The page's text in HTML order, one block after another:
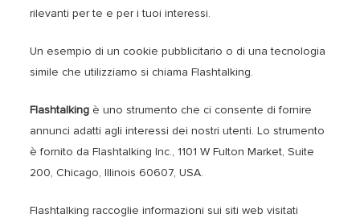
rilevanti per te e per i tuoi interessi.
Un esempio di un cookie pubblicitario o di una tecnologia
simile che utilizziamo si chiama Flashtalking.
Flashtalkingè uno strumento che ci consente di fornire
annunci adatti agli interessi dei nostri utenti. Lo strumento
è fornito da Flashtalking Inc., 1101 W Fulton Market, Suite
200, Chicago, Illinois 60607, USA.
Flashtalking raccoglie informazioni sui siti web visitati